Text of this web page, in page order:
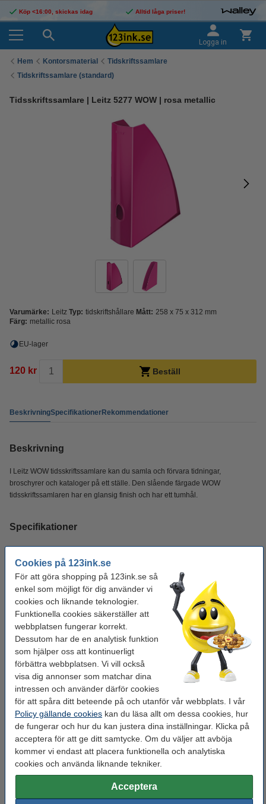
Cookies på 123ink.se
För att göra shopping på 123ink.se så
enkel som möjligt för dig använder vi
cookies och liknande teknologier.
Funktionella cookies säkerställer att
webbplatsen fungerar korrekt.
Dessutom har de en analytisk funktion
som hjälper oss att kontinuerligt
förbättra webbplatsen. Vi vill också
visa dig annonser som matchar dina
intressen och använder därför cookies
för att spåra ditt beteende på och utanför vår webbplats. I vår
Policy gällande cookies kan du läsa allt om dessa cookies, hur
de fungerar och hur du kan justera dina inställningar. Klicka på
acceptera för att ge ditt samtycke. Om du väljer att avböja
kommer vi endast att placera funktionella och analytiska
cookies och använda liknande tekniker.
Acceptera
Köp <16:00, skickas idag Alltid låga priser!
Logga in
Hem Kontorsmaterial
Tidskriftssamlare
Tidskriftssamlare (standard)
Tidsskriftssamlare | Leitz 5277 WOW | rosa metallic
Varumärke: Leitz Typ: tidskriftshållare Mått: 258 x 75 x 312 mm
Färg: metallic rosa
EU-lager
120 kr Beställ
BeskrivningSpecifikationerRekommendationer
Beskrivning
I Leitz WOW tidsskriftssamlare kan du samla och förvara tidningar,
broschyrer och kataloger på ett ställe. Den slående färgade WOW
tidsskriftssamlaren har en glansig finish och har ett tumhål.
Specifikationer
Typ: tidskriftshållare
258 x 75 x 312 mm
Färg: metallic rosa
Material: polystyren
Vårt artikelnr: 211913
Glöm inte att beställa!
Pennställ svart fem fack | 123ink
44 kr
Memokub (plast) + refill | 123ink | 1.000 ark
59 kr